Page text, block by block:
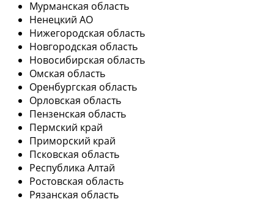
Мурманская область
Ненецкий АО
Нижегородская область
Новгородская область
Новосибирская область
Омская область
Оренбургская область
Орловская область
Пензенская область
Пермский край
Приморский край
Псковская область
Республика Алтай
Ростовская область
Рязанская область